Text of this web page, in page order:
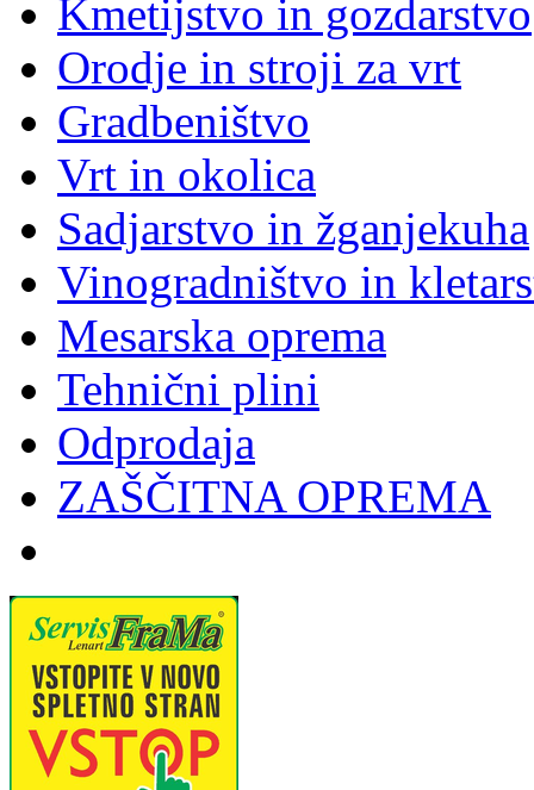
Kmetijstvo in gozdarstvo
Orodje in stroji za vrt
Gradbeništvo
Vrt in okolica
Sadjarstvo in žganjekuha
Vinogradništvo in
Mesarska oprema
Tehnični plini
Odprodaja
ZAŠČITNA OPREMA